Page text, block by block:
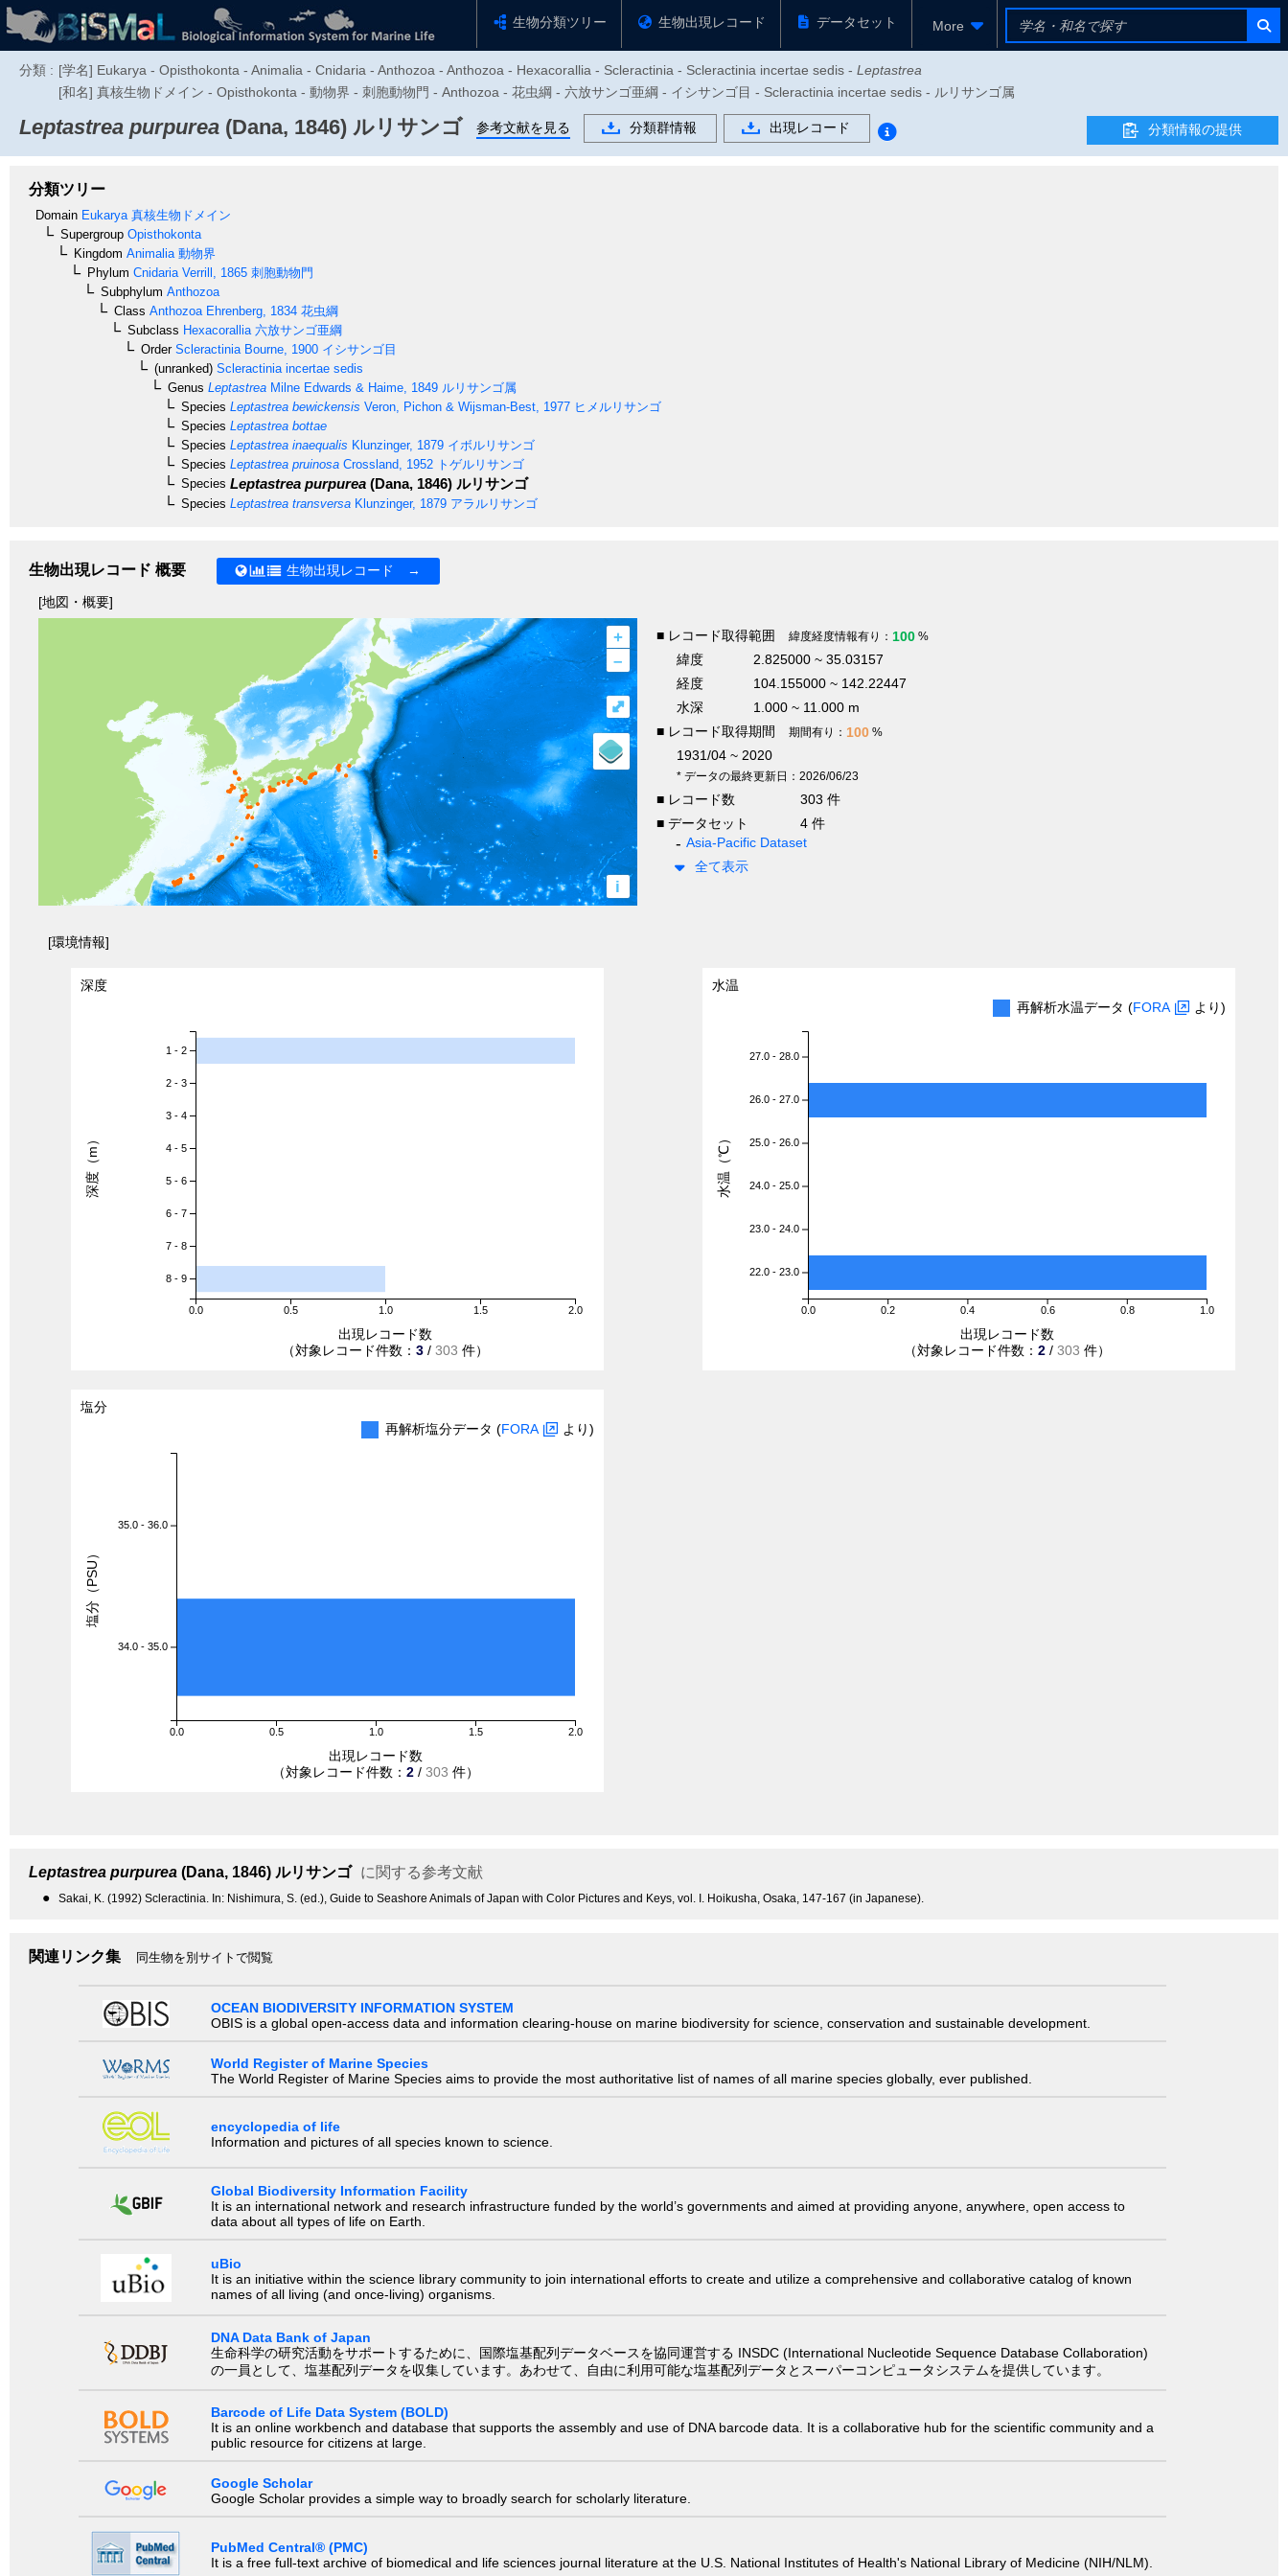
生物分類ツリー 生物出現レコード データセット More
分類 : [学名] Eukarya - Opisthokonta - Animalia - Cnidaria - Anthozoa - Anthozoa - Hexacorallia - Scleractinia - Scleractinia incertae sedis - Leptastrea
[和名] 真核生物ドメイン - Opisthokonta - 動物界 - 刺胞動物門 - Anthozoa - 花虫綱 - 六放サンゴ亜綱 - イシサンゴ目 - Scleractinia incertae sedis - ルリサンゴ属
Leptastrea purpurea (Dana, 1846) ルリサンゴ 参考文献を見る 分類群情報 出現レコード 分類情報の提供
分類ツリー
Domain Eukarya 真核生物ドメイン
Supergroup Opisthokonta
Kingdom Animalia 動物界
Phylum Cnidaria Verrill, 1865 刺胞動物門
Subphylum Anthozoa
Class Anthozoa Ehrenberg, 1834 花虫綱
Subclass Hexacorallia 六放サンゴ亜綱
OrderScleractinia Bourne, 1900 イシサンゴ目
(unranked) Scleractinia incertae sedis
Genus Leptastrea Milne Edwards & Haime, 1849 ルリサンゴ属
Species Leptastrea bewickensis Veron, Pichon & Wijsman-Best, 1977 ヒメルリサンゴ
Species Leptastrea bottae
Species Leptastrea inaequalis Klunzinger, 1879 イボルリサンゴ
Species Leptastrea pruinosa Crossland, 1952 トゲルリサンゴ
Species Leptastrea purpurea (Dana, 1846) ルリサンゴ
Species Leptastrea transversa Klunzinger, 1879 アラルリサンゴ
生物出現レコード 概要 生物出現レコード →
[地図・概要]
+
–
i
⤢
■ レコード取得範囲 緯度経度情報有り： 100 %
緯度
2.825000 ~ 35.03157
経度
104.155000 ~ 142.22447
水深
1.000 ~ 11.000 m
■ レコード取得期間
期間有り： 100 %
1931/04 ~ 2020
* データの最終更新日：2026/06/23
■ レコード数
303 件
■ データセット
4 件
Asia-Pacific Dataset
全て表示
[環境情報]
深度
0.0 0.5 1.0 1.5 2.0
1 - 2
2 - 3
3 - 4
4 - 5
5 - 6
6 - 7
7 - 8
8 - 9
出現レコード数
（対象レコード件数： 3 / 303 件）
深度（m）
水温
再解析水温データ (FORA より)
0.0 0.2 0.4 0.6 0.8 1.0
27.0 - 28.0
26.0 - 27.0
25.0 - 26.0
24.0 - 25.0
23.0 - 24.0
22.0 - 23.0
出現レコード数
（対象レコード件数：2 /303 件）
水温（℃）
塩分
再解析塩分データ (FORA より)
0.0 0.5 1.0 1.5 2.0
35.0 - 36.0
34.0 - 35.0
出現レコード数
（対象レコード件数： 2 / 303 件）
塩分（PSU）
Leptastrea purpurea (Dana, 1846) ルリサンゴ に関する参考文献
● Sakai, K. (1992) Scleractinia. In: Nishimura, S. (ed.), Guide to Seashore Animals of Japan with Color Pictures and Keys, vol. I. Hoikusha, Osaka, 147-167 (in Japanese).
関連リンク集 同生物を別サイトで閲覧
OCEAN BIODIVERSITY INFORMATION SYSTEM
OBIS is a global open-access data and information clearing-house on marine biodiversity for science, conservation and sustainable development.
World Register of Marine Species
The World Register of Marine Species aims to provide the most authoritative list of names of all marine species globally, ever published.
encyclopedia of life
Information and pictures of all species known to science.
Global Biodiversity Information Facility
It is an international network and research infrastructure funded by the world’s governments and aimed at providing anyone, anywhere, open access to
data about all types of life on Earth.
uBio
It is an initiative within the science library community to join international efforts to create and utilize a comprehensive and collaborative catalog of known
names of all living (and once-living) organisms.
DNA Data Bank of Japan
生命科学の研究活動をサポートするために、国際塩基配列データベースを協同運営する INSDC (International Nucleotide Sequence Database Collaboration)
の一員として、塩基配列データを収集しています。あわせて、自由に利用可能な塩基配列データとスーパーコンピュータシステムを提供しています。
Barcode of Life Data System (BOLD)
It is an online workbench and database that supports the assembly and use of DNA barcode data. It is a collaborative hub for the scientific community and a
public resource for citizens at large.
Google Scholar
Google Scholar provides a simple way to broadly search for scholarly literature.
PubMed Central® (PMC)
It is a free full-text archive of biomedical and life sciences journal literature at the U.S. National Institutes of Health's National Library of Medicine (NIH/NLM).